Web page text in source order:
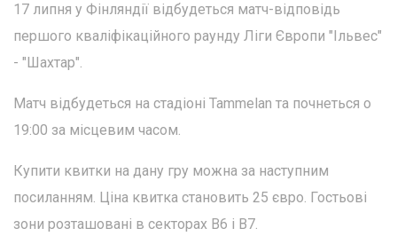
17 липня у Фінляндії відбудеться матч-відповідь
першого кваліфікаційного раунду Ліги Європи "Ільвес"
- "Шахтар".
Матч відбудеться на стадіоні Tammelan та почнеться о
19:00 за місцевим часом.
Купити квитки на дану гру можна за наступним
посиланням. Ціна квитка становить 25 євро. Гостьові
зони розташовані в секторах В6 і В7.